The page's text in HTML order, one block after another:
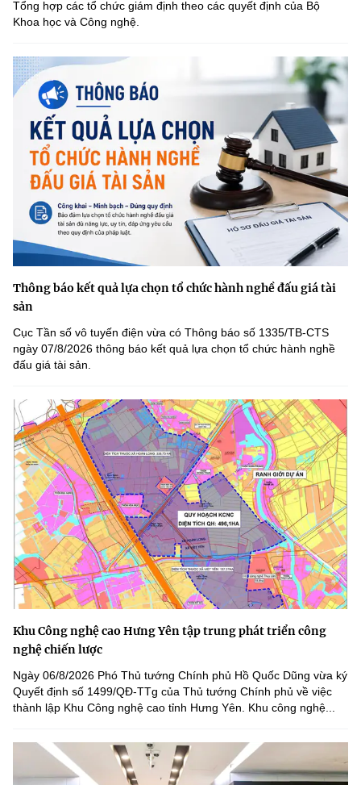
Tổng hợp các tổ chức giám định theo các quyết định của Bộ
Khoa học và Công nghệ.
Thông báo kết quả lựa chọn tổ chức hành nghề đấu giá tài
sản
Cục Tần số vô tuyến điện vừa có Thông báo số 1335/TB-CTS
ngày 07/8/2026 thông báo kết quả lựa chọn tổ chức hành nghề
đấu giá tài sản.
Khu Công nghệ cao Hưng Yên tập trung phát triển công
nghệ chiến lược
Ngày 06/8/2026 Phó Thủ tướng Chính phủ Hồ Quốc Dũng vừa ký
Quyết định số 1499/QĐ-TTg của Thủ tướng Chính phủ về việc
thành lập Khu Công nghệ cao tỉnh Hưng Yên. Khu công nghệ...